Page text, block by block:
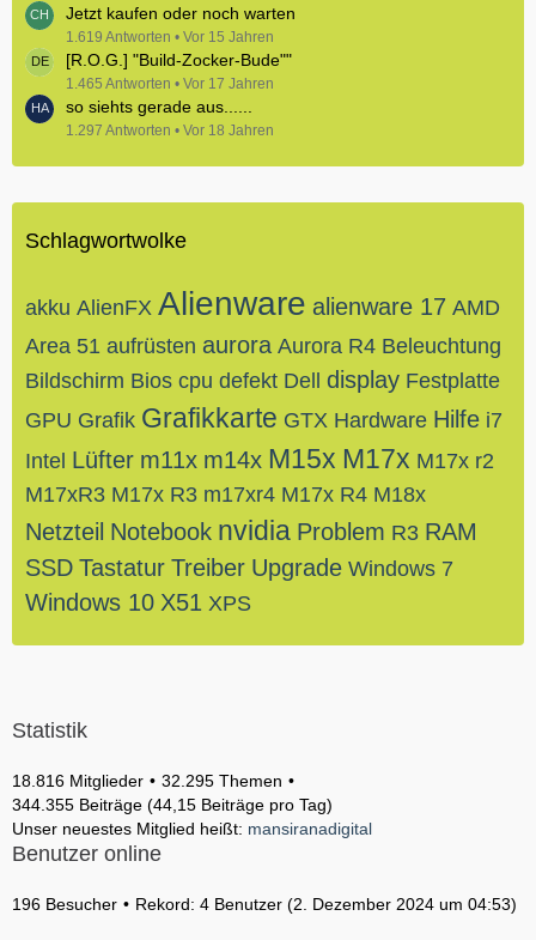
Jetzt kaufen oder noch warten
1.619 Antworten Vor 15 Jahren
[R.O.G.] "Build-Zocker-Bude""
1.465 Antworten Vor 17 Jahren
so siehts gerade aus......
1.297 Antworten Vor 18 Jahren
Schlagwortwolke
akku AlienFX Alienware alienware 17 AMD
Area 51 aufrüsten aurora Aurora R4 Beleuchtung
Bildschirm Bios cpu defekt Dell display Festplatte
GPU Grafik Grafikkarte GTX Hardware Hilfe i7
Intel Lüfter m11x m14x M15x M17x M17x r2
M17xR3 M17x R3 m17xr4 M17x R4 M18x
Netzteil Notebook nvidia Problem R3 RAM
SSD Tastatur Treiber Upgrade Windows 7
Windows 10 X51 XPS
Statistik
18.816 Mitglieder
32.295 Themen
344.355 Beiträge (44,15 Beiträge pro Tag)
Unser neuestes Mitglied heißt: mansiranadigital
Benutzer online
196 Besucher Rekord: 4 Benutzer (2. Dezember 2024 um 04:53)